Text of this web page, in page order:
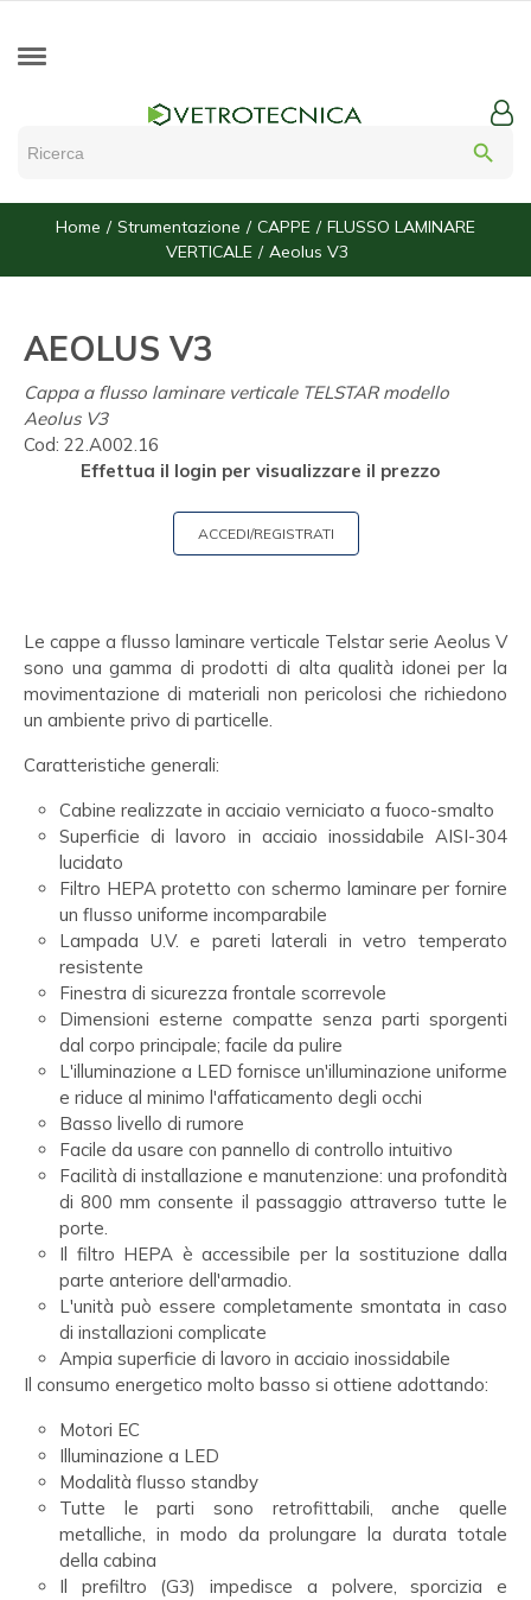
search
Home Strumentazione CAPPE
FLUSSO LAMINARE
VERTICALE
Aeolus V3
AEOLUS V3
Cappa a flusso laminare verticale TELSTAR modello
Aeolus V3
Cod: 22.A002.16
Effettua il login per visualizzare il prezzo
ACCEDI/REGISTRATI
Le cappe a flusso laminare verticale Telstar serie Aeolus V
sono una gamma di prodotti di alta qualità idonei per la
movimentazione di materiali non pericolosi che richiedono
un ambiente privo di particelle.
Caratteristiche generali:
Cabine realizzate in acciaio verniciato a fuoco-smalto
Superficie di lavoro in acciaio inossidabile AISI-304
lucidato
Filtro HEPA protetto con schermo laminare per fornire
un flusso uniforme incomparabile
Lampada U.V. e pareti laterali in vetro temperato
resistente
Finestra di sicurezza frontale scorrevole
Dimensioni esterne compatte senza parti sporgenti
dal corpo principale; facile da pulire
L'illuminazione a LED fornisce un'illuminazione uniforme
e riduce al minimo l'affaticamento degli occhi
Basso livello di rumore
Facile da usare con pannello di controllo intuitivo
Facilità di installazione e manutenzione: una profondità
di 800 mm consente il passaggio attraverso tutte le
porte.
Il filtro HEPA è accessibile per la sostituzione dalla
parte anteriore dell'armadio.
L'unità può essere completamente smontata in caso
di installazioni complicate
Ampia superficie di lavoro in acciaio inossidabile
Il consumo energetico molto basso si ottiene adottando:
Motori EC
Illuminazione a LED
Modalità flusso standby
Tutte le parti sono retrofittabili, anche quelle
metalliche, in modo da prolungare la durata totale
della cabina
Il prefiltro (G3) impedisce a polvere, sporcizia e